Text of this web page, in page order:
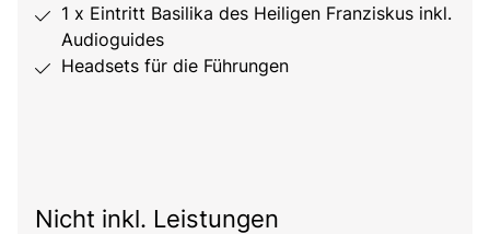
1 x Eintritt Basilika des Heiligen Franziskus inkl.
Audioguides
Headsets für die Führungen
Nicht inkl. Leistungen